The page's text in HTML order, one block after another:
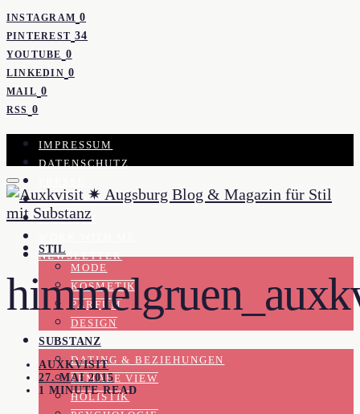
INSTAGRAM 0
PINTEREST 34
YOUTUBE 0
LINKEDIN 0
MAIL 0
RSS 0
IMPRESSUM
DATENSCHUTZ
KOOPERATION
KONTAKT
NEWSLETTER
STIL
MODE
KOSMETIK
PARFUM
DESIGN
SUBSTANZ
DATING & BEZIEHUNGEN
FEMALE VIEW
HOLISTIK
AUXKVISIT
27. MAI 2015
1 MINUTE READ